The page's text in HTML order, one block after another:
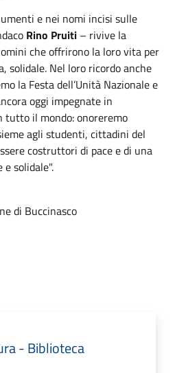
e nei nomi incisi sulle
Rino Pruiti – rivive la
che offrirono la loro vita per
solidale. Nel loro ricordo anche
la Festa dell’Unità Nazionale e
oggi impegnate in
tutto il mondo: onoreremo
agli studenti, cittadini del
costruttori di pace e di una
solidale".
di Buccinasco
- Biblioteca